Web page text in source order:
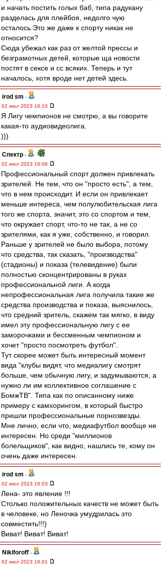
и начать постить голых баб, типа радукану
разделась для плейбоя, недолго чую
осталось.Это же даже к спорту никак не
относится?
Сюда убежал как раз от желтой прессы и
безграмотных детей, которые ща новости
постят в сексе и сс всяких. Теперь и тут
началось, хотя вроде нет детей здесь.
irod sm -
02 июл 2023 16:10
Я Лигу чемпионов не смотрю, а вы говорите
какая-то аудиовидеолига.
)))
Спектр -
02 июл 2023 16:06
Профессиональный спорт должен привлекать
зрителей. Не тем, что он "просто есть", а тем,
что в нем происходит. И если он привлекает
меньше интереса, чем полулюбительская лига
того же спорта, значит, это со спортом и тем,
что окружает спорт, что-то не так, а не со
зрителями, как я уже, собственно, и говорил.
Раньше у зрителей не было выбора, потому
что средства, так сказать, "производства"
(стадионы) и показа (телевидение) были
полностью сконцентрированы в руках
профессиональной лиги. А когда
непрофессиональная лига получила такие же
средства производства и показа, выяснилось,
что средний зритель, скажем так мягко, в виду
имел эту профессиональную лигу с ее
заморочками и бессменным чемпионом и
хочет "просто посмотреть футбол".
Тут скорее может быть интересный момент
вида "клубы видят, что медиалигу смотрят
больше, чем обычную лигу, и задумываются, а
нужно ли им коллективное соглашение с
БомжТВ". Типа как по описанному ниже
примеру с камхорингом, в который быстро
пришли профессиональные порнозвезды.
Мне лично, если что, медиафутбол вообще не
интересен. Но среди "миллионов
болельщиков", как видно, нашлись те, кому он
очень даже интересен.
irod sm -
02 июл 2023 16:03
Лена- это явление !!!
Столько положительных качеств не может быть
в человеке, но Леночка умудрилась это
совместить!!!)
Виват! Виват! Виват!
Nikiforoff -
02 июл 2023 16:01